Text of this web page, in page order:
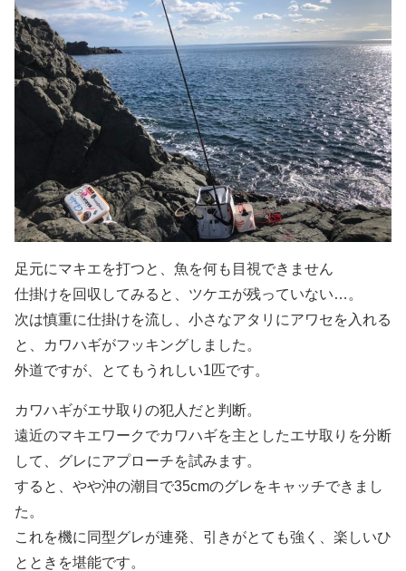
足元にマキエを打つと、魚を何も目視できません
仕掛けを回収してみると、ツケエが残っていない…。
次は慎重に仕掛けを流し、小さなアタリにアワセを入れる
と、カワハギがフッキングしました。
外道ですが、とてもうれしい1匹です。
カワハギがエサ取りの犯人だと判断。
遠近のマキエワークでカワハギを主としたエサ取りを分断
して、グレにアプローチを試みます。
すると、やや沖の潮目で35cmのグレをキャッチできまし
た。
これを機に同型グレが連発、引きがとても強く、楽しいひ
とときを堪能です。